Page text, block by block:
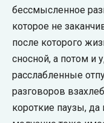
бессмысленное
которое не
после которого
сносной, а потом и
расслабленные
разговоров
короткие паузы, да